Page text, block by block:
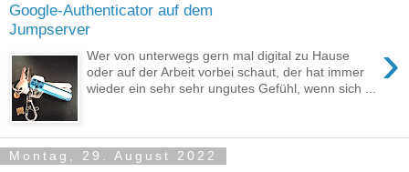
Google-Authenticator auf dem
Jumpserver
›
Wer von unterwegs gern mal digital zu Hause
oder auf der Arbeit vorbei schaut, der hat immer
wieder ein sehr sehr ungutes Gefühl, wenn sich ...
Montag, 29. August 2022